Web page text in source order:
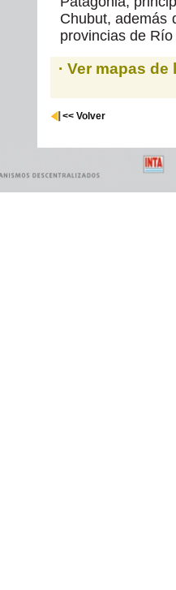
Chubut, además
provincias de
· Ver mapas
<< Volver